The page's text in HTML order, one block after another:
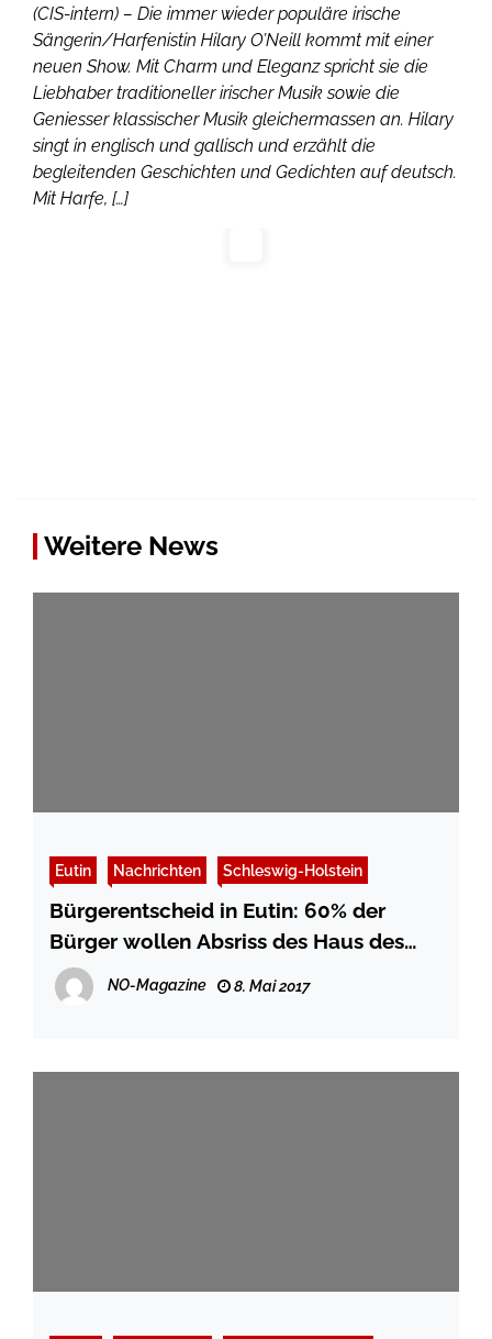
(CIS-intern) – Die immer wieder populäre irische
Sängerin/Harfenistin Hilary O’Neill kommt mit einer
neuen Show. Mit Charm und Eleganz spricht sie die
Liebhaber traditioneller irischer Musik sowie die
Geniesser klassischer Musik gleichermassen an. Hilary
singt in englisch und gallisch und erzählt die
begleitenden Geschichten und Gedichten auf deutsch.
Mit Harfe, […]
Weitere News
Eutin Nachrichten Schleswig-Holstein
Bürgerentscheid in Eutin: 60% der
Bürger wollen Absriss des Haus des
Gastes
NO-Magazine 8. Mai 2017